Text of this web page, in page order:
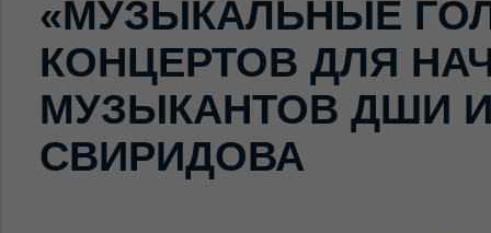
«МУЗЫКАЛЬНЫЕ
КОНЦЕРТОВ ДЛЯ
МУЗЫКАНТОВ ДШИ
СВИРИДОВА